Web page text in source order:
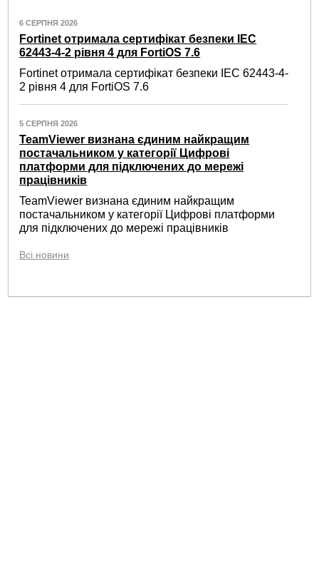
6 СЕРПНЯ 2026
Fortinet отримала сертифікат безпеки IEC
62443-4-2 рівня 4 для FortiOS 7.6
Fortinet отримала сертифікат безпеки IEC 62443-4-
2 рівня 4 для FortiOS 7.6
5 СЕРПНЯ 2026
TeamViewer визнана єдиним найкращим
постачальником у категорії Цифрові
платформи для підключених до мережі
працівників
TeamViewer визнана єдиним найкращим
постачальником у категорії Цифрові платформи
для підключених до мережі працівників
Всі новини